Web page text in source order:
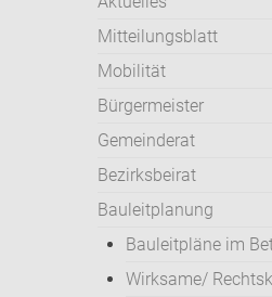
Mitteilungsblatt
Mobilität
Bürgermeister
Gemeinderat
Bezirksbeirat
Bauleitplanung
Bauleitpläne im
Wirksame/